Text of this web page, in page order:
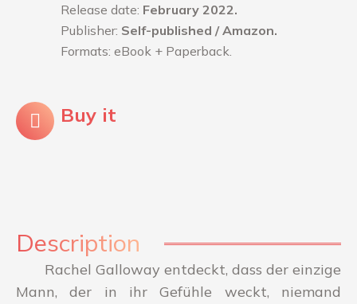
Release date: February 2022.
Publisher: Self-published / Amazon.
Formats: eBook + Paperback.
Buy it
Description
Rachel Galloway entdeckt, dass der einzige
Mann, der in ihr Gefühle weckt, niemand